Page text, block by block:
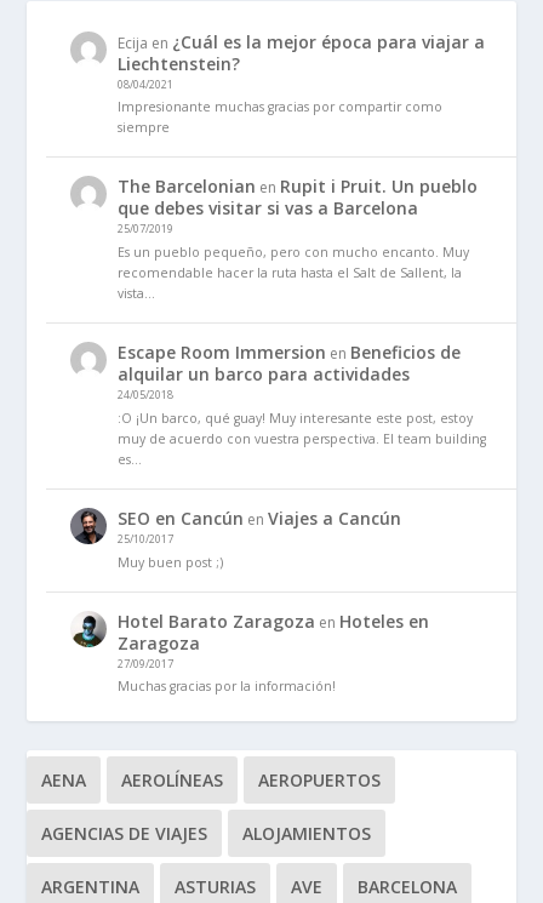
Ecija en ¿Cuál es la mejor época para viajar a
Liechtenstein?
08/04/2021
Impresionante muchas gracias por compartir como
siempre
The Barcelonian en Rupit i Pruit. Un pueblo
que debes visitar si vas a Barcelona
25/07/2019
Es un pueblo pequeño, pero con mucho encanto. Muy
recomendable hacer la ruta hasta el Salt de Sallent, la
vista…
Escape Room Immersion en Beneficios de
alquilar un barco para actividades
24/05/2018
:O ¡Un barco, qué guay! Muy interesante este post, estoy
muy de acuerdo con vuestra perspectiva. El team building
es…
SEO en Cancún enViajes a Cancún
25/10/2017
Muy buen post ;)
Hotel Barato Zaragoza en Hoteles en
Zaragoza
27/09/2017
Muchas gracias por la información!
AENA AEROLÍNEAS AEROPUERTOS
AGENCIAS DE VIAJES ALOJAMIENTOS
ARGENTINA ASTURIAS AVE BARCELONA